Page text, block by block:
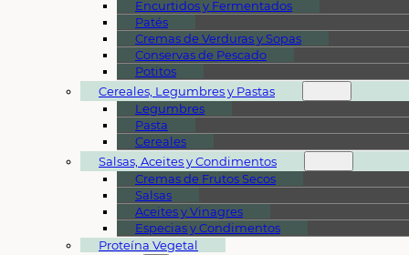
Encurtidos y Fermentados
Patés
Cremas de Verduras y Sopas
Conservas de Pescado
Potitos
Cereales, Legumbres y Pastas
Legumbres
Pasta
Cereales
Salsas, Aceites y Condimentos
Cremas de Frutos Secos
Salsas
Aceites y Vinagres
Especias y Condimentos
Proteína Vegetal